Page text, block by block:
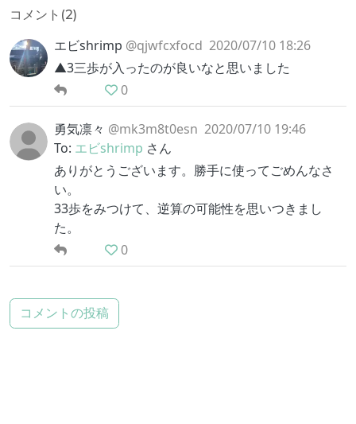
コメント(2)
エビshrimp @qjwfcxfocd 2020/07/10 18:26
▲3三歩が入ったのが良いなと思いました
0
勇気凛々 @mk3m8t0esn 2020/07/10 19:46
To: エビshrimp さん
ありがとうございます。勝手に使ってごめんなさ
い。
33歩をみつけて、逆算の可能性を思いつきまし
た。
0
コメントの投稿